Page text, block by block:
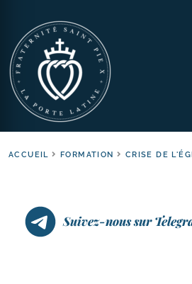
ACCUEIL FORMATION CRISE DE
Suivez-nous sur